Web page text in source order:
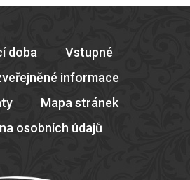
doba
Vstupné
informace
Mapa stránek
osobních údajů